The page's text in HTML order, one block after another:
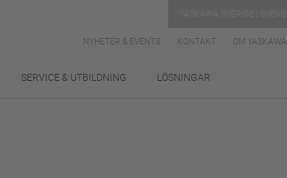
NYHETER & EVENTS KONTAKT OM YASKAWA
SERVICE & UTBILDNING LÖSNINGAR